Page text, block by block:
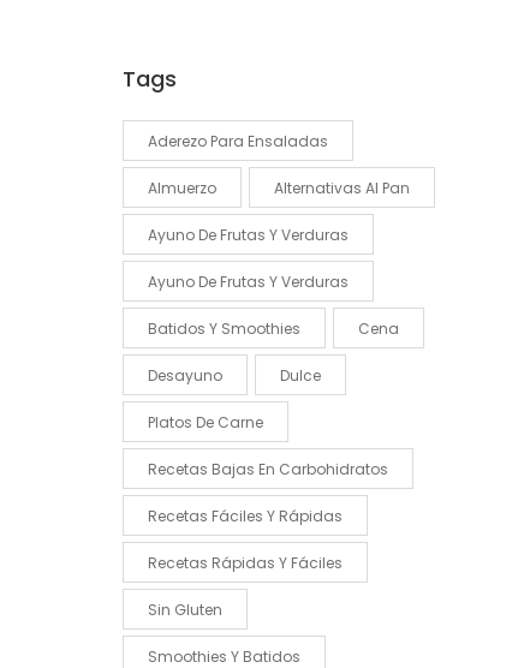
Tags
Aderezo Para Ensaladas
Almuerzo Alternativas Al Pan
Ayuno De Frutas Y Verduras
Ayuno De Frutas Y Verduras
Batidos Y Smoothies Cena
Desayuno Dulce
Platos De Carne
Recetas Bajas En Carbohidratos
Recetas Fáciles Y Rápidas
Recetas Rápidas Y Fáciles
Sin Gluten
Smoothies Y Batidos